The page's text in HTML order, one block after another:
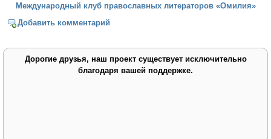
Международный клуб православных литераторов «Омилия»
Добавить комментарий
Дорогие друзья, наш проект существует исключительно
благодаря вашей поддержке.